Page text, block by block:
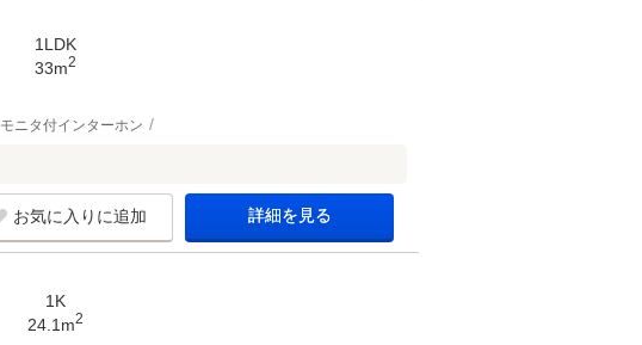
1LDK
33m2
モニタ付インターホン
お気に入りに追加 詳細を見る
1K
24.1m2